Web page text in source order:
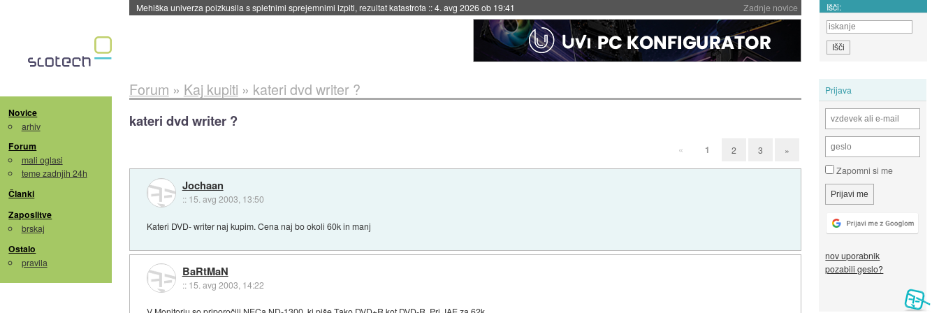
Zadnje novice
Evropska vesoljska agencija razvija svojo raketo za večkratno uporabo::4. avg 2026 ob 19:41 Išči:
Novice
arhiv
Forum
mali oglasi
teme zadnjih 24h
Članki
Zaposlitve
brskaj
Ostalo
pravila
Prijava
Zapomni si me
nov uporabnik
pozabili geslo?
Forum » Kaj kupiti » kateri dvd writer ?
kateri dvd writer ?
« 1 2 3 »
Jochaan
:: 15. avg 2003, 13:50
Kateri DVD- writer naj kupim. Cena naj bo okoli 60k in manj
BaRtMaN
:: 15. avg 2003, 14:22